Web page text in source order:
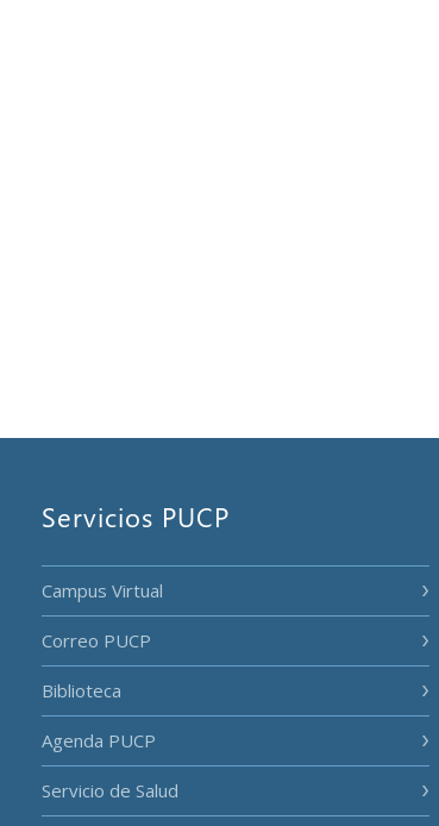
Servicios PUCP
Campus Virtual
Correo PUCP
Biblioteca
Agenda PUCP
Servicio de Salud